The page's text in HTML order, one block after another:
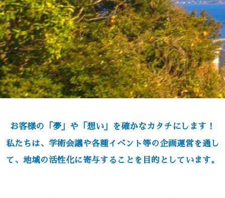
お客様の「夢」や「想い」を確かなカタチにします！
私たちは、学術会議や各種イベント等の企画運営を通し
て、地域の活性化に寄与することを目的としています。